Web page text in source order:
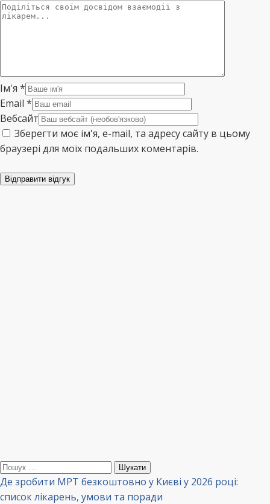
Ім'я *
Email *
Вебсайт
Зберегти моє ім'я, e-mail, та адресу сайту в цьому
браузері для моїх подальших коментарів.
Відправити відгук
Пошук:
Де зробити МРТ безкоштовно у Києві у 2026 році:
список лікарень, умови та поради